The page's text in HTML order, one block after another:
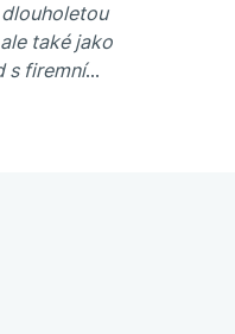
také jako
s firemní